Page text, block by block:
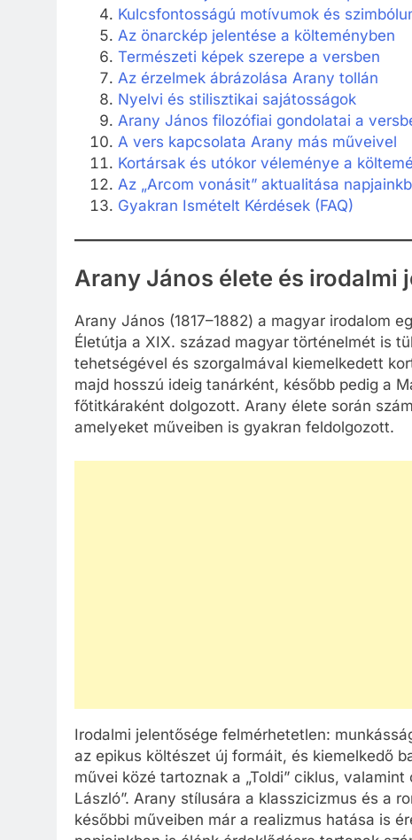
Kulcsfontosságú motívumok és
Az önarckép jelentése a költeményben
Természeti képek szerepe a versben
Az érzelmek ábrázolása Arany tollán
Nyelvi és stilisztikai sajátosságok
Arany János filozófiai gondolatai a
A vers kapcsolata Arany más műveivel
Kortársak és utókor véleménye a
Az „Arcom vonásit” aktualitása
Gyakran Ismételt Kérdések (FAQ)
Arany János élete és irodalmi
Arany János (1817–1882) a magyar irodalom
Életútja a XIX. század magyar történelmét is
tehetségével és szorgalmával kiemelkedett
majd hosszú ideig tanárként, később pedig a
főtitkáraként dolgozott. Arany élete során
amelyeket műveiben is gyakran feldolgozott.
Irodalmi jelentősége felmérhetetlen:
az epikus költészet új formáit, és kiemelkedő
művei közé tartoznak a „Toldi” ciklus,
László”. Arany stílusára a klasszicizmus és a
későbbi műveiben már a realizmus hatása is